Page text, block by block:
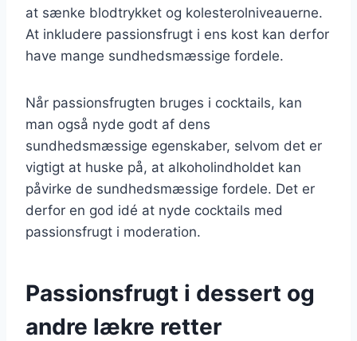
at sænke blodtrykket og kolesterolniveauerne.
At inkludere passionsfrugt i ens kost kan derfor
have mange sundhedsmæssige fordele.
Når passionsfrugten bruges i cocktails, kan
man også nyde godt af dens
sundhedsmæssige egenskaber, selvom det er
vigtigt at huske på, at alkoholindholdet kan
påvirke de sundhedsmæssige fordele. Det er
derfor en god idé at nyde cocktails med
passionsfrugt i moderation.
Passionsfrugt i dessert og
andre lækre retter